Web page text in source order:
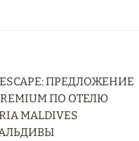
ESCAPE: ПРЕДЛОЖЕНИЕ
ПО ОТЕЛЮ
MALDIVES